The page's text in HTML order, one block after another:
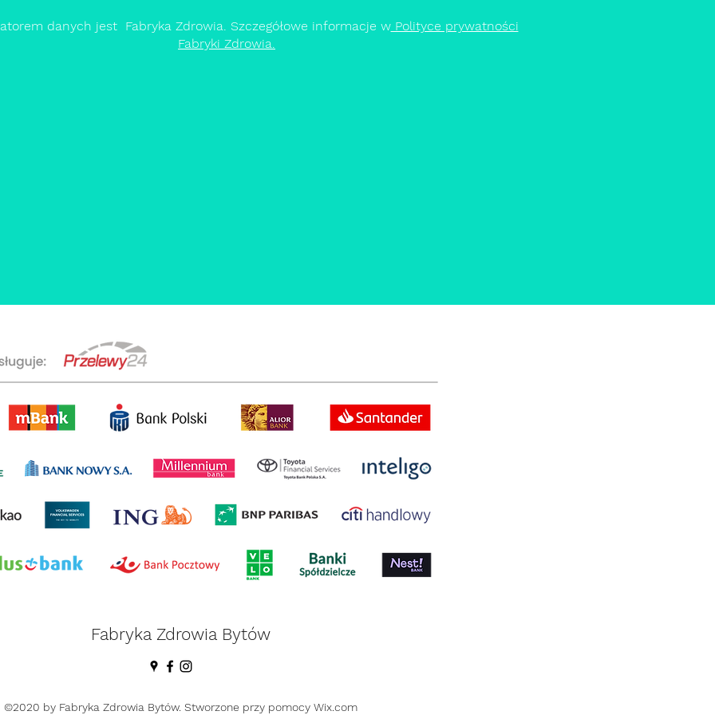
danych jest Fabryka Zdrowia. Szczegółowe informacje wPolityce prywatności
Fabryki Zdrowia.
Fabryka Zdrowia Bytów
©2020 by Fabryka Zdrowia Bytów. Stworzone przy pomocy Wix.com